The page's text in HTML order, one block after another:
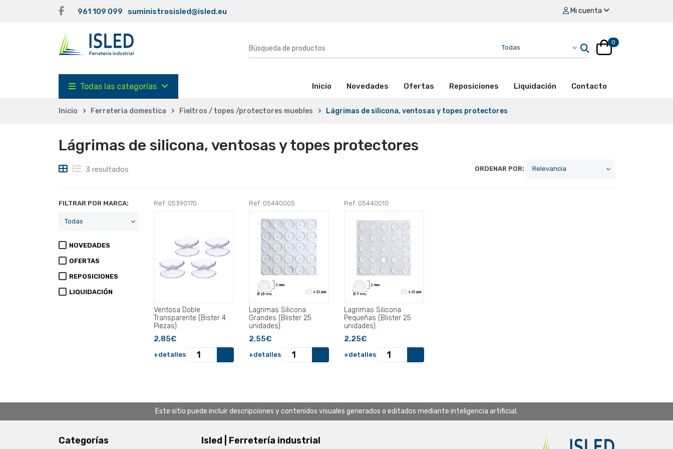
961 109 099 suministrosisled@isled.eu Mi cuenta
0
Todas las categorías Inicio (activo)Novedades Ofertas Reposiciones Liquidación Contacto
Inicio Ferreteria domestica Fieltros / topes /protectores muebles Lágrimas de silicona, ventosas y topes protectores
Lágrimas de silicona, ventosas y topes protectores
3 resultados ORDENAR POR:
FILTRAR POR MARCA:
NOVEDADES
OFERTAS
REPOSICIONES
LIQUIDACIÓN
Ref: 05390170
Ventosa Doble
Transparente (Bister 4
Piezas).
2,85€
+detalles
Ref: 05440005
Lagrimas Silicona
Grandes (Blister 25
unidades).
2,55€
+detalles
Ref: 05440010
Lagrimas Silicona
Pequeñas (Blister 25
unidades).
2,25€
+detalles
Este sitio puede incluir descripciones y contenidos visuales generados o editados mediante inteligencia artificial.
Categorías Isled | Ferretería industrial